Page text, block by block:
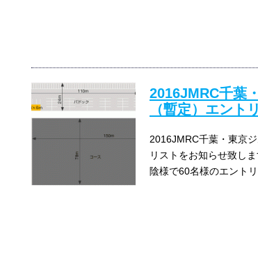
2016JMRC千葉
（暫定）エント
2016JMRC千葉・東京
リストをお知らせ致し
陰様で60名様のエント